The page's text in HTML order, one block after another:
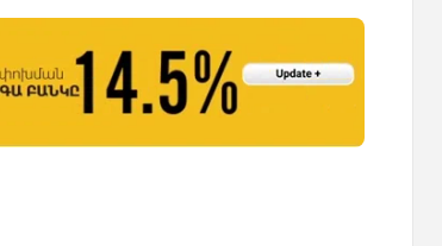
Ucom и FPWC обеспечат круглосуточный